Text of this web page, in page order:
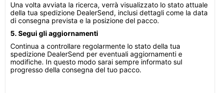
Una volta avviata la ricerca, verrà visualizzato lo stato attuale
della tua spedizione DealerSend, inclusi dettagli come la data
di consegna prevista e la posizione del pacco.
5. Segui gli aggiornamenti
Continua a controllare regolarmente lo stato della tua
spedizione DealerSend per eventuali aggiornamenti e
modifiche. In questo modo sarai sempre informato sul
progresso della consegna del tuo pacco.